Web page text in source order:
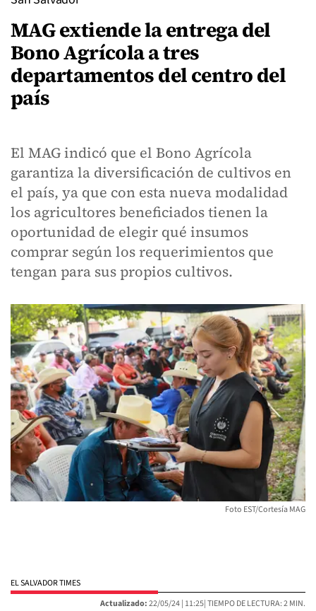
MAG extiende la entrega del
Bono Agrícola a tres
departamentos del centro del
país
El MAG indicó que el Bono Agrícola
garantiza la diversificación de cultivos en
el país, ya que con esta nueva modalidad
los agricultores beneficiados tienen la
oportunidad de elegir qué insumos
comprar según los requerimientos que
tengan para sus propios cultivos.
Foto EST/Cortesía MAG
EL SALVADOR TIMES
Actualizado:22/05/24 | 11:25| TIEMPO DE LECTURA: 2 MIN.